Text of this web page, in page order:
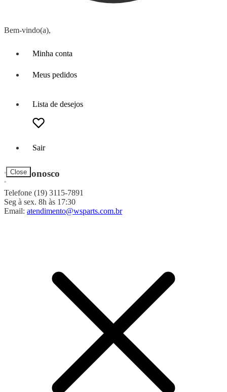
Bem-vindo(a),
Minha conta
Meus pedidos
Lista de desejos
Sair
Close
Fale Conosco
Telefone (19) 3115-7891
Seg à sex. 8h às 17:30
Email: atendimento@wsparts.com.br